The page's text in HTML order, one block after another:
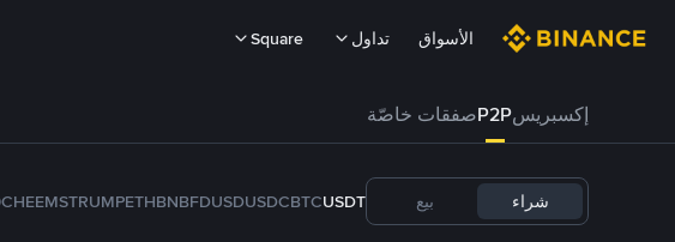
الأسواق تداول Square
إكسبريسP2Pصفقات خاصّة
شراء بيع USDT
BTC
USDC
FDUSD
BNB
ETH
TRUMP
1000CHEEMS